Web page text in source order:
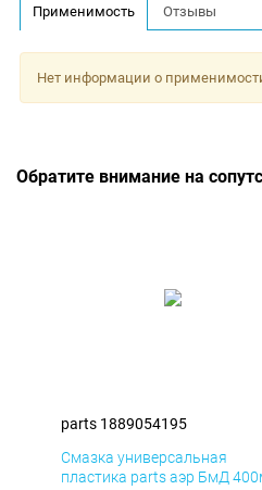
Применимость Отзывы
Нет информации о
Обратите внимание на
parts 1889054195
Смазка универсальная
пластика parts аэр БмД